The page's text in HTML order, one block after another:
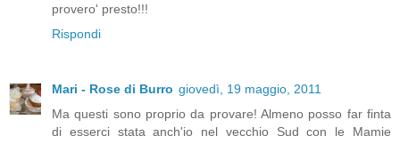
provero' presto!!!
Rispondi
Mari - Rose di Burro giovedì, 19 maggio, 2011
Ma questi sono proprio da provare! Almeno posso far finta
di esserci stata anch'io nel vecchio Sud con le Mamie